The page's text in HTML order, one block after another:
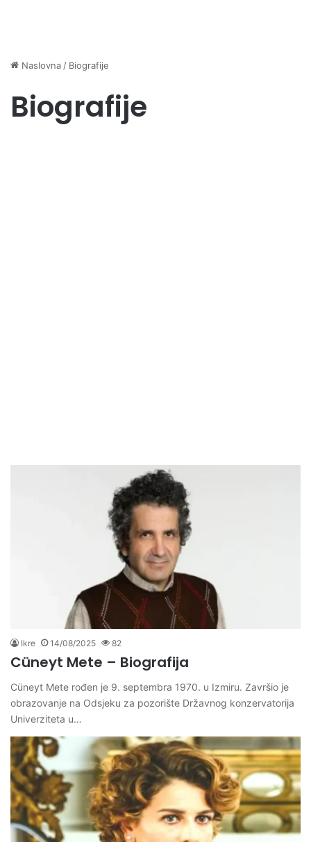
Naslovna / Biografije
Biografije
Ikre 14/08/2025 82
Cüneyt Mete – Biografija
Cüneyt Mete rođen je 9. septembra 1970. u Izmiru. Završio je
obrazovanje na Odsjeku za pozorište Državnog konzervatorija
Univerziteta u…